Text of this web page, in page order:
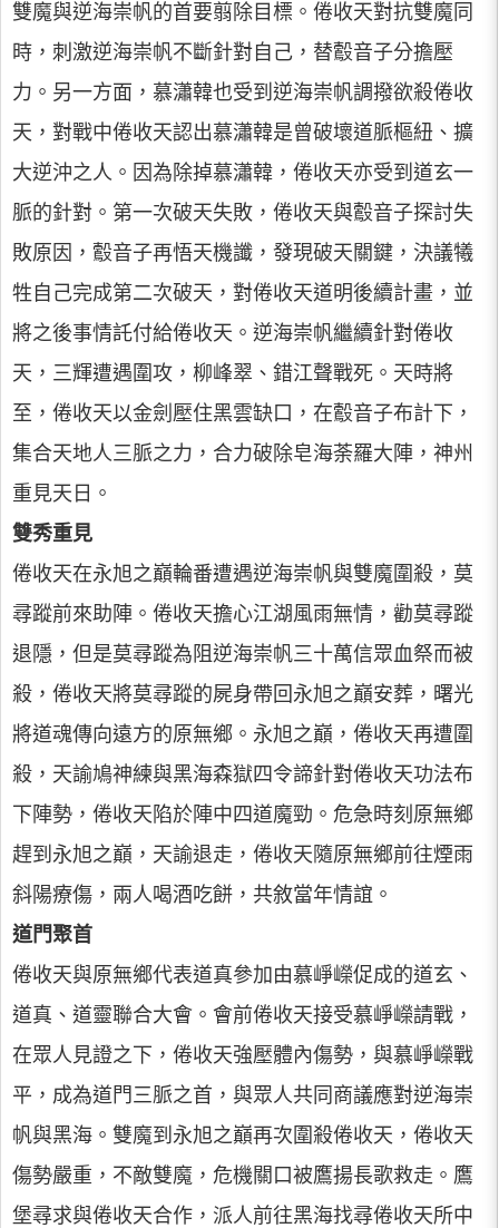
雙魔與逆海崇帆的首要翦除目標。倦收天對抗雙魔同
時，刺激逆海崇帆不斷針對自己，替鷇音子分擔壓
力。另一方面，慕瀟韓也受到逆海崇帆調撥欲殺倦收
天，對戰中倦收天認出慕瀟韓是曾破壞道脈樞紐、擴
大逆沖之人。因為除掉慕瀟韓，倦收天亦受到道玄一
脈的針對。第一次破天失敗，倦收天與鷇音子探討失
敗原因，鷇音子再悟天機讖，發現破天關鍵，決議犧
牲自己完成第二次破天，對倦收天道明後續計畫，並
將之後事情託付給倦收天。逆海崇帆繼續針對倦收
天，三輝遭遇圍攻，柳峰翠、錯江聲戰死。天時將
至，倦收天以金劍壓住黑雲缺口，在鷇音子布計下，
集合天地人三脈之力，合力破除皂海荼羅大陣，神州
重見天日。
雙秀重見
倦收天在永旭之巔輪番遭遇逆海崇帆與雙魔圍殺，莫
尋蹤前來助陣。倦收天擔心江湖風雨無情，勸莫尋蹤
退隱，但是莫尋蹤為阻逆海崇帆三十萬信眾血祭而被
殺，倦收天將莫尋蹤的屍身帶回永旭之巔安葬，曙光
將道魂傳向遠方的原無鄉。永旭之巔，倦收天再遭圍
殺，天諭鳩神練與黑海森獄四令諦針對倦收天功法布
下陣勢，倦收天陷於陣中四道魔勁。危急時刻原無鄉
趕到永旭之巔，天諭退走，倦收天隨原無鄉前往煙雨
斜陽療傷，兩人喝酒吃餅，共敘當年情誼。
道門聚首
倦收天與原無鄉代表道真參加由慕崢嶸促成的道玄、
道真、道靈聯合大會。會前倦收天接受慕崢嶸請戰，
在眾人見證之下，倦收天強壓體內傷勢，與慕崢嶸戰
平，成為道門三脈之首，與眾人共同商議應對逆海崇
帆與黑海。雙魔到永旭之巔再次圍殺倦收天，倦收天
傷勢嚴重，不敵雙魔，危機關口被鷹揚長歌救走。鷹
堡尋求與倦收天合作，派人前往黑海找尋倦收天所中